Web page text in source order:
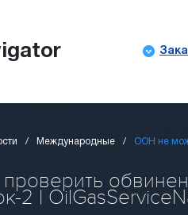
Международные ООН не
2 |